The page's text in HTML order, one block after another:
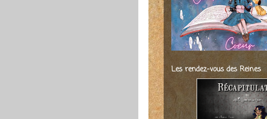
Les rendez-vous des Reines